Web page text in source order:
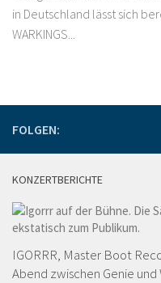
in Deutschland lässt sich
WARKINGS...
FOLGEN:
KONZERTBERICHTE
IGORRR, Master Boot
Abend zwischen Genie und